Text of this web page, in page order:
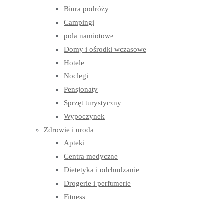
Biura podróży
Campingi
pola namiotowe
Domy i ośrodki wczasowe
Hotele
Noclegi
Pensjonaty
Sprzęt turystyczny
Wypoczynek
Zdrowie i uroda
Apteki
Centra medyczne
Dietetyka i odchudzanie
Drogerie i perfumerie
Fitness